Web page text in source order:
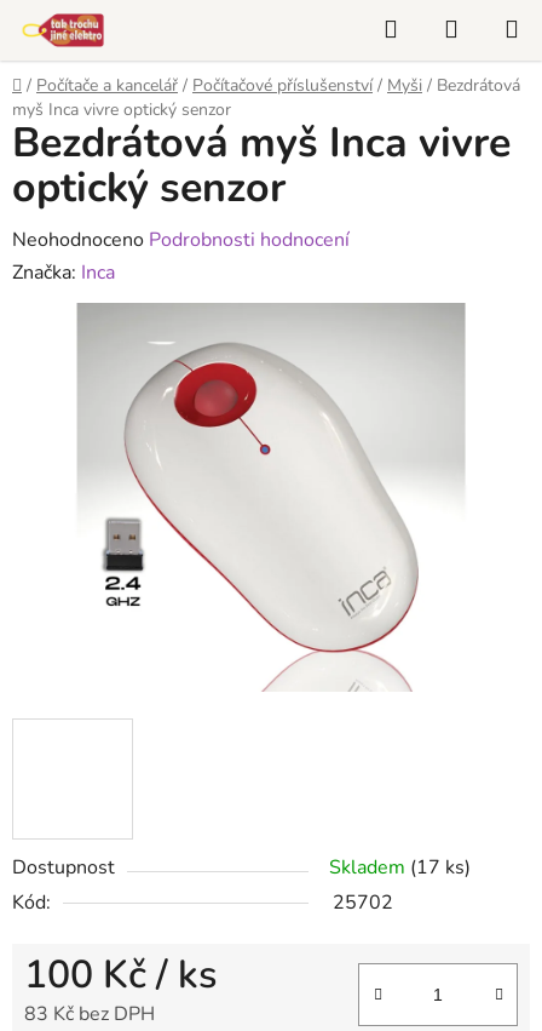
obsah
Hledat
KOŠÍK
Domů
/ Počítače a kancelář / Počítačové příslušenství / Myši / Bezdrátová
myš Inca vivre optický senzor
Dostupnost Skladem (17 ks)
Kód:
25702
100 Kč/ ks
83 Kč bez DPH
Bezdrátová myš Inca vivre
optický senzor
Průměrné
hodnocení
produktu
Neohodnoceno Podrobnosti hodnocení
Značka: Inca